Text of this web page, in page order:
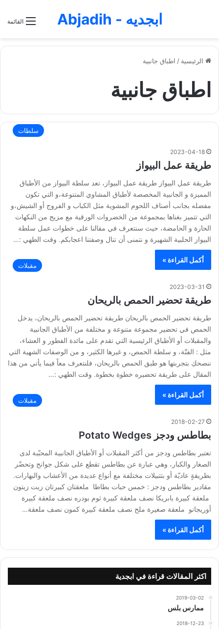
القائمة ابجديه - Abjadih
الرئيسية / اطباق جانبية
اطباق جانبية
سلطات
2023-04-18
طريقة عمل البيواز
طريقة عمل البيواز طريقة عمل البيواز، تعد سلطة البيواز من الأطباق
المميزة و الجانبية المخصصة لأطباق المشاوي المتنوعة،و التي تكون
مفضله بجانب أصناف اللحوم المشوية مثل الكباب و الفروج أو الشيش،و
التي تتميز بغناها بمجموعة من الخضروات الورقية مع مزيج من النكهات
الحارة و الحامضة، حيث سنتعرف في مقالنا على خطوات عمل سلطة
البيواز الحلبية الشهيرة و نتمنى أن تنال وصفتنا اعجابكم. وقت الطهي :…
أكمل القراءة »
مقبلات
2023-03-31
طريقة تحضير الحمص بالريحان
طريقة تحضير الحمص بالريحان طريقة تحضير الحمص بالريحان، يدخل
الحمص في تحضير مجموعة متنوعة و مختلفة من الأطباق الجانبية
والمقبلات أو الأطباق الرئيسية التي تقدم على مائدة الفطور و العشاء،
مثل : الفتّة، و سلطة الحمص، و غيرها الكثير، و من الوصفات الشهية التي
ننصحكِ بتجربتها هو طبق الحمص بالريحان، فلنتعرف معاً فيما يأتي من هذا
المقال على طريقة تحضيره خطوة بخطوة. وقت الطهي :…
أكمل القراءة »
مقبلات
2018-02-27
بطاطس ودجز Potato Wedges
تعتبر بطاطس ودجز من أكثر المقبلات أو الأطباق الجانبية المحبّبة لدى
الصغار والكبار، وهي عبارة عن بطاطس تقطع على شكل جوانح وتحضّر
بطريقةٍ عاديّة أو بتتبيلات مختلفة مع أنواع عديدة من الأعشاب والبهارات.
مقادير بطاطس ودجز : خمس حبات بطاطا ملعقتان كبيرتان زيت زيتون
ملعقة كبيرة بابريكا نصف ملعقة كبيرة ثوم بودره نصف ملعقة كبيرة
أوريجانو ملعقة صغيرة ملح نصف ملعقة كبيرة كمون نصف ملعقة…
أكمل القراءة »
اكثر المقالات قراءة في ابجدية
2019-03-02
ممارس بلس
2018-12-23